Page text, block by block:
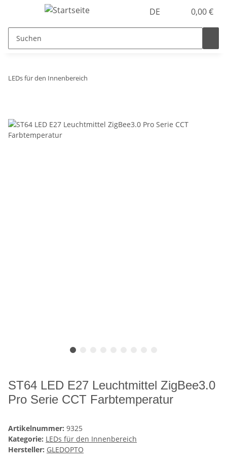
DE 0,00 €
LEDs für den Innenbereich
ST64 LED E27 Leuchtmittel ZigBee3.0
Pro Serie CCT Farbtemperatur
Artikelnummer: 9325
Kategorie: LEDs für den Innenbereich
Hersteller: GLEDOPTO